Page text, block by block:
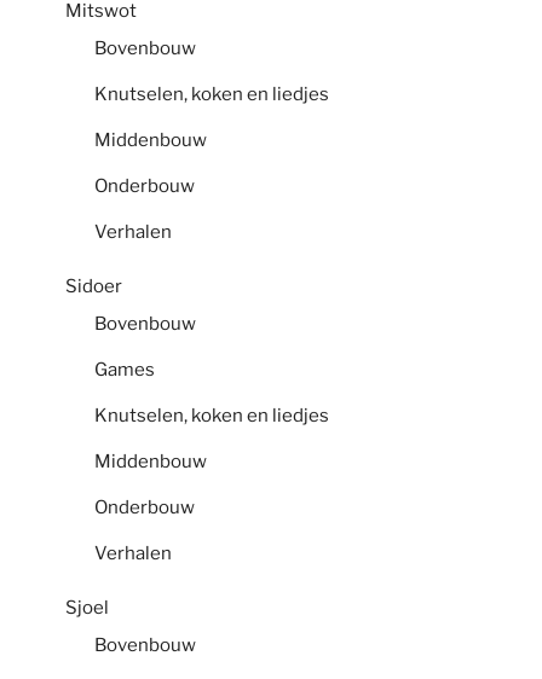
Mitswot
Bovenbouw
Knutselen, koken en liedjes
Middenbouw
Onderbouw
Verhalen
Sidoer
Bovenbouw
Games
Knutselen, koken en liedjes
Middenbouw
Onderbouw
Verhalen
Sjoel
Bovenbouw